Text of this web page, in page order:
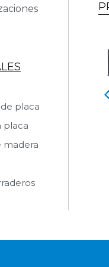
placa
placa
madera
Horizontal
KDT
420
producto